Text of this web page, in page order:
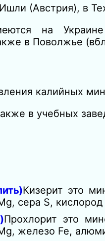
(Австрия), в
на
в Поволжье
калийных
в учебных
Кизерит это
сера S,
Прохлорит это
железо Fe,